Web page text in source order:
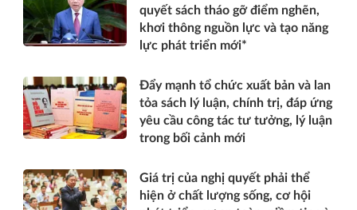
quyết sách tháo gỡ điểm nghẽn,
khơi thông nguồn lực và tạo năng
lực phát triển mới*
Đẩy mạnh tổ chức xuất bản và lan
tỏa sách lý luận, chính trị, đáp ứng
yêu cầu công tác tư tưởng, lý luận
trong bối cảnh mới
Giá trị của nghị quyết phải thể
hiện ở chất lượng sống, cơ hội